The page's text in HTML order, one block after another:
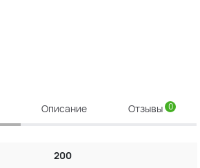
Описание Отзывы 0
200